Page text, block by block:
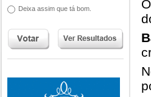
Deixa assim que tá bom.